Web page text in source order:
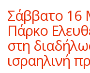
Σάββατο 16
Πάρκο
στη
ισραηλινή